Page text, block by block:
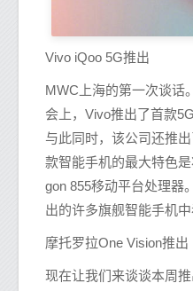
Vivo iQoo 5G推出
MWC上海的第一次谈话
会上，Vivo推出了首款
与此同时，该公司还推
款智能手机的最大特色
gon 855移动平台处理器
出的许多旗舰智能手机中
摩托罗拉One Vision推出
现在让我们来谈谈本周